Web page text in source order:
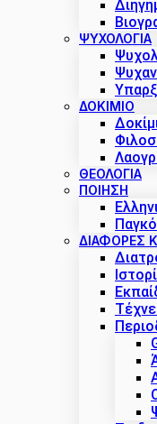
ΨΥΧΟΛΟΓΙΑ
ΔΟΚΊΜΙΟ
ΘΕΟΛΟΓΙΑ
ΠΟΙΗΣΗ
ΔΙΑΦΟΡΕΣ